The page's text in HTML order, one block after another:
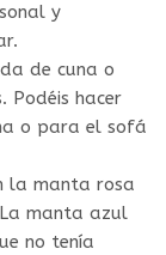
y
de cuna o
Podéis hacer
o para el sofá
la manta rosa
manta azul
no tenía